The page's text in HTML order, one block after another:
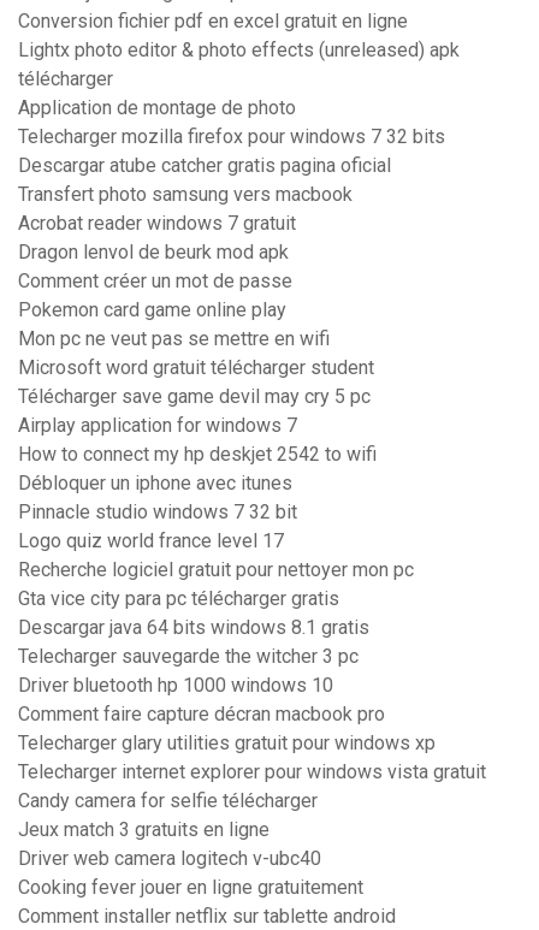
Conversion fichier pdf en excel gratuit en ligne
Lightx photo editor & photo effects (unreleased) apk
télécharger
Application de montage de photo
Telecharger mozilla firefox pour windows 7 32 bits
Descargar atube catcher gratis pagina oficial
Transfert photo samsung vers macbook
Acrobat reader windows 7 gratuit
Dragon lenvol de beurk mod apk
Comment créer un mot de passe
Pokemon card game online play
Mon pc ne veut pas se mettre en wifi
Microsoft word gratuit télécharger student
Télécharger save game devil may cry 5 pc
Airplay application for windows 7
How to connect my hp deskjet 2542 to wifi
Débloquer un iphone avec itunes
Pinnacle studio windows 7 32 bit
Logo quiz world france level 17
Recherche logiciel gratuit pour nettoyer mon pc
Gta vice city para pc télécharger gratis
Descargar java 64 bits windows 8.1 gratis
Telecharger sauvegarde the witcher 3 pc
Driver bluetooth hp 1000 windows 10
Comment faire capture décran macbook pro
Telecharger glary utilities gratuit pour windows xp
Telecharger internet explorer pour windows vista gratuit
Candy camera for selfie télécharger
Jeux match 3 gratuits en ligne
Driver web camera logitech v-ubc40
Cooking fever jouer en ligne gratuitement
Comment installer netflix sur tablette android